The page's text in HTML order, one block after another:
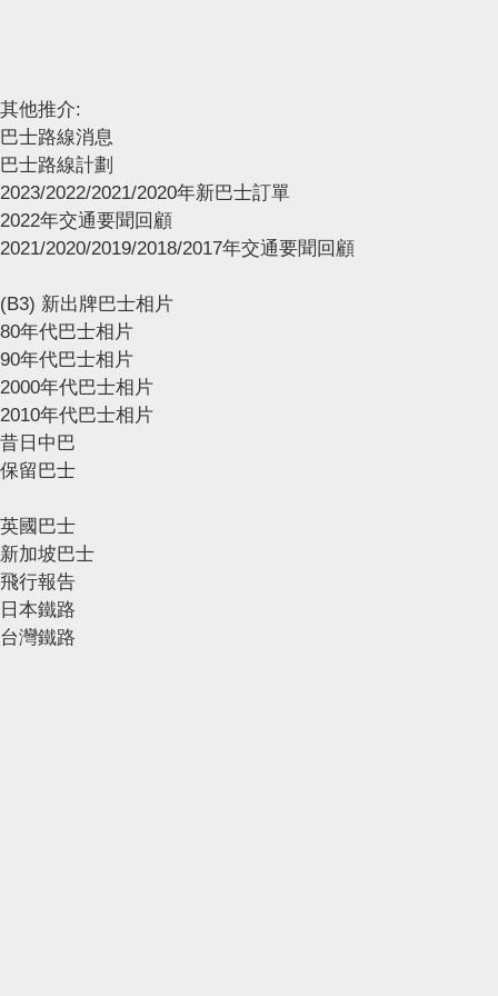
其他推介:
巴士路線消息
巴士路線計劃
2023/2022/2021/2020年新巴士訂單
2022年交通要聞回顧
2021/2020/2019/2018/2017年交通要聞回顧
(B3) 新出牌巴士相片
80年代巴士相片
90年代巴士相片
2000年代巴士相片
2010年代巴士相片
昔日中巴
保留巴士
英國巴士
新加坡巴士
飛行報告
日本鐵路
台灣鐵路